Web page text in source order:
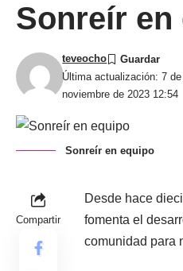
Sonreír en
Última actualización: 7 de
noviembre de 2023 12:54
teveocho
Sonreír en equipo
Compartir
Desde hace
fomenta el
comunidad para